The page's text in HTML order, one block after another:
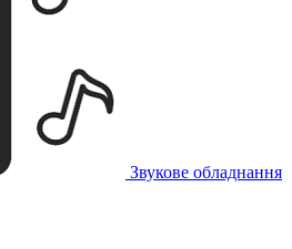
Звукове обладнання